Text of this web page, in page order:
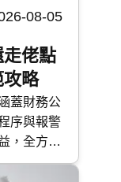
08-05
走佬點
攻略
蓋財務公
序與報警
，全方位